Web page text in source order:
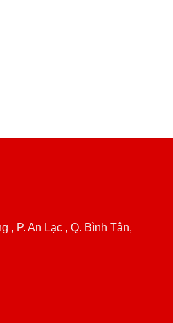
, P. An Lạc , Q. Bình Tân,